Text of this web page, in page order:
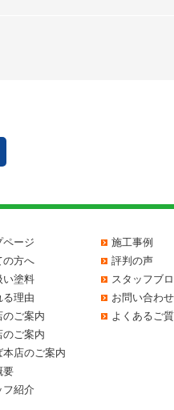
ページ
の方へ
い塗料
る理由
のご案内
のご案内
本店のご案内
要
フ紹介
施工事例
評判の声
スタッフブ
お問い合わせ
よくあるご